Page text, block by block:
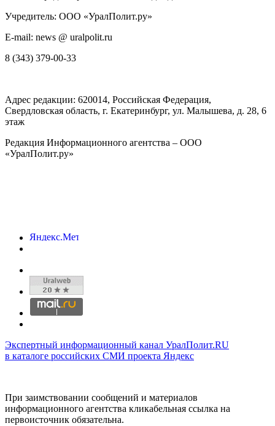
Учредитель: ООО «УралПолит.ру»
E-mail: news @ uralpolit.ru
8 (343) 379-00-33
Адрес редакции: 620014, Российская Федерация,
Свердловская область, г. Екатеринбург, ул. Малышева, д. 28, 6
этаж
Редакция Информационного агентства – ООО
«УралПолит.ру»
Экспертный информационный канал УралПолит.RU
в каталоге российских СМИ проекта Яндекс
При заимствовании сообщений и материалов
информационного агентства кликабельная ссылка на
первоисточник обязательна.